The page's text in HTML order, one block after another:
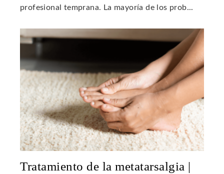
profesional temprana. La mayoría de los prob...
Tratamiento de la metatarsalgia |